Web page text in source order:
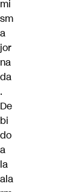
mi
sm
a
jor
na
da
.
De
bi
do
a
la
ala